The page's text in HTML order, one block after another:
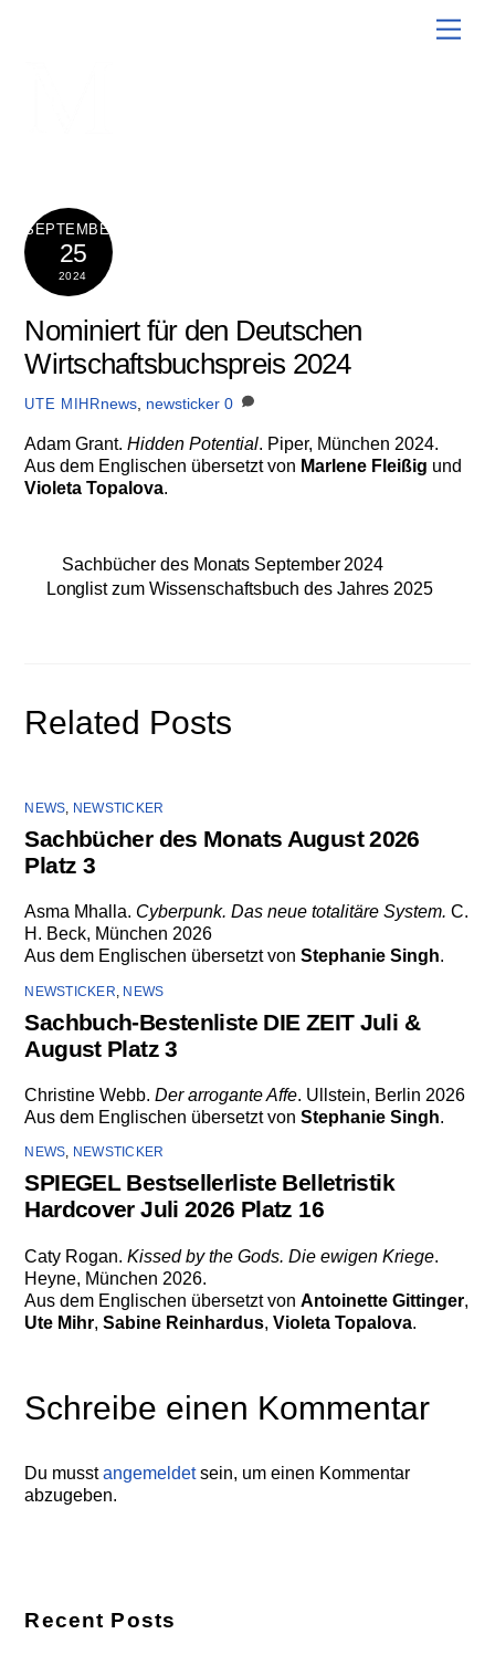
SEPTEMBER
25
2024
Nominiert für den Deutschen
Wirtschaftsbuchspreis 2024
UTE MIHRnews, newsticker 0
Adam Grant.Hidden Potential. Piper, München 2024.
Aus dem Englischen übersetzt von Marlene Fleißig und
Violeta Topalova.
Sachbücher des Monats September 2024
Longlist zum Wissenschaftsbuch des Jahres 2025
Related Posts
NEWS NEWSTICKER
Sachbücher des Monats August 2026
Platz 3
Asma Mhalla. Cyberpunk. Das neue totalitäre System. C.
H. Beck, München 2026
Aus dem Englischen übersetzt vonStephanie Singh.
NEWSTICKER NEWS
Sachbuch-Bestenliste DIE ZEIT Juli &
August Platz 3
Christine Webb.Der arrogante Affe. Ullstein, Berlin 2026
Aus dem Englischen übersetzt vonStephanie Singh.
NEWS, NEWSTICKER
SPIEGEL Bestsellerliste Belletristik
Hardcover Juli 2026 Platz 16
Caty Rogan.Kissed by the Gods. Die ewigen Kriege.
Heyne, München 2026.
Aus dem Englischen übersetzt vonAntoinette Gittinger,
Ute Mihr,Sabine Reinhardus,Violeta Topalova.
Schreibe einen Kommentar
Du musstangemeldetsein, um einen Kommentar
abzugeben.
Recent Posts